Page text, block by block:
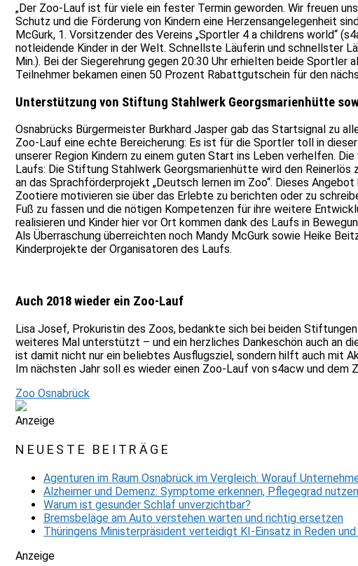
„Der Zoo-Lauf ist für viele ein fester Termin geworden. Wir freuen
Schutz und die Förderung von Kindern eine Herzensangelegenheit
McGurk, 1. Vorsitzender des Vereins „Sportler 4 a childrens world“
notleidende Kinder in der Welt. Schnellste Läuferin und schnellster
Min.). Bei der Siegerehrung gegen 20:30 Uhr erhielten beide Sportler
Teilnehmer bekamen einen 50 Prozent Rabattgutschein für den
Unterstützung von Stiftung Stahlwerk Georgsmarienhütte
Osnabrücks Bürgermeister Burkhard Jasper gab das Startsignal zu
Zoo-Lauf eine echte Bereicherung: Es ist für die Sportler toll in
unserer Region Kindern zu einem guten Start ins Leben verhelfen.
Laufs: Die Stiftung Stahlwerk Georgsmarienhütte wird den
an das Sprachförderprojekt „Deutsch lernen im Zoo“. Dieses
Zootiere motivieren sie über das Erlebte zu berichten oder zu
Fuß zu fassen und die nötigen Kompetenzen für ihre weitere
realisieren und Kinder hier vor Ort kommen dank des Laufs in
Als Überraschung überreichten noch Mandy McGurk sowie Heike
Kinderprojekte der Organisatoren des Laufs.
Auch 2018 wieder ein Zoo-Lauf
Lisa Josef, Prokuristin des Zoos, bedankte sich bei beiden
weiteres Mal unterstützt – und ein herzliches Dankeschön auch an
ist damit nicht nur ein beliebtes Ausflugsziel, sondern hilft auch mit
Im nächsten Jahr soll es wieder einen Zoo-Lauf von s4acw und dem
Zoo Osnabrück
Anzeige
NEUESTE BEITRÄGE
Agenturen im Raum Osnabrück im Vergleich: Worauf
Alzheimer und Demenz: Symptome erkennen, Pflegegrad
Warum ist gesunder Schlaf unverzichtbar?
Bremsbeläge am Auto verstehen warten und richtig ersetzen
Thüringens Ministerpräsident verteidigt KI-Einsatz in Reden
Anzeige